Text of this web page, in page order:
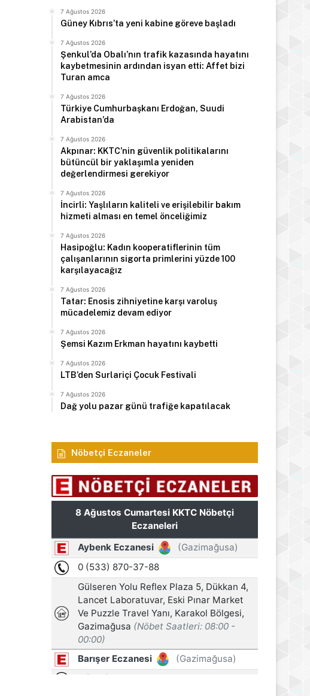
7 Ağustos 2026
Güney Kıbrıs’ta yeni kabine göreve başladı
7 Ağustos 2026
Şenkul’da Obalı’nın trafik kazasında hayatını
kaybetmesinin ardından isyan etti: Affet bizi
Turan amca
7 Ağustos 2026
Türkiye Cumhurbaşkanı Erdoğan, Suudi
Arabistan’da
7 Ağustos 2026
Akpınar: KKTC’nin güvenlik politikalarını
bütüncül bir yaklaşımla yeniden
değerlendirmesi gerekiyor
7 Ağustos 2026
İncirli: Yaşlıların kaliteli ve erişilebilir bakım
hizmeti alması en temel önceliğimiz
7 Ağustos 2026
Hasipoğlu: Kadın kooperatiflerinin tüm
çalışanlarının sigorta primlerini yüzde 100
karşılayacağız
7 Ağustos 2026
Tatar: Enosis zihniyetine karşı varoluş
mücadelemiz devam ediyor
7 Ağustos 2026
Şemsi Kazım Erkman hayatını kaybetti
7 Ağustos 2026
LTB’den Surlariçi Çocuk Festivali
7 Ağustos 2026
Dağ yolu pazar günü trafiğe kapatılacak
Nöbetçi Eczaneler